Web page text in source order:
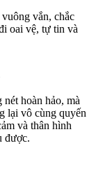
vắn, chắc
oai vệ, tự tin và
hoàn hảo, mà
lại vô cùng quyến
và thân hình
được.